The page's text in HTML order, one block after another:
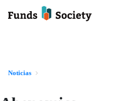
Noticias